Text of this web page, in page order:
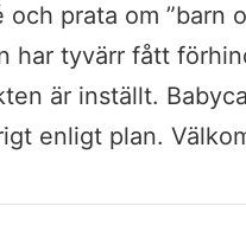
och prata om ”barn
har tyvärr fått
är inställt.
enligt plan.